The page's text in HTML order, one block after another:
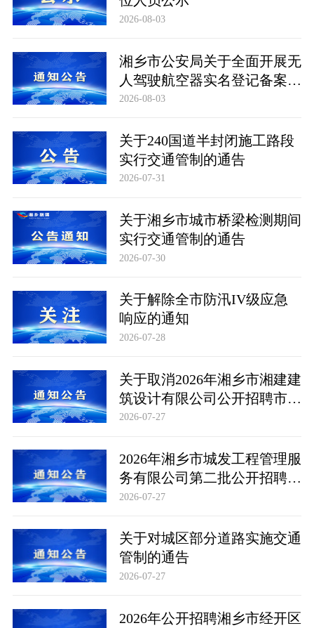
2026-08-03
湘乡市公安局关于全面开展无
人驾驶航空器实名登记备案工
作的通告
2026-08-03
关于240国道半封闭施工路段
实行交通管制的通告
2026-07-31
关于湘乡市城市桥梁检测期间
实行交通管制的通告
2026-07-30
关于解除全市防汛IV级应急
响应的通知
2026-07-28
关于取消2026年湘乡市湘建建
筑设计有限公司公开招聘市场
化聘用工作人员计划的公告
2026-07-27
2026年湘乡市城发工程管理服
务有限公司第二批公开招聘市
场化聘用工作人员取消部分招
2026-07-27
关于对城区部分道路实施交通
管制的通告
2026-07-27
2026年公开招聘湘乡市经开区